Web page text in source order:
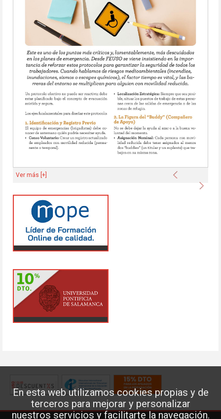
En esta web utilizamos cookies propias y de
terceros para mejorar y personalizar
nuestros servicios y facilitarte la navegación.
Anterior
Ver más [+]